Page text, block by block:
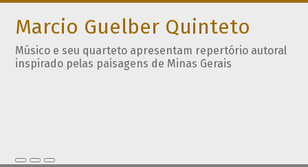
Marcio Guelber Quinteto
Músico e seu quarteto apresentam repertório autoral
inspirado pelas paisagens de Minas Gerais